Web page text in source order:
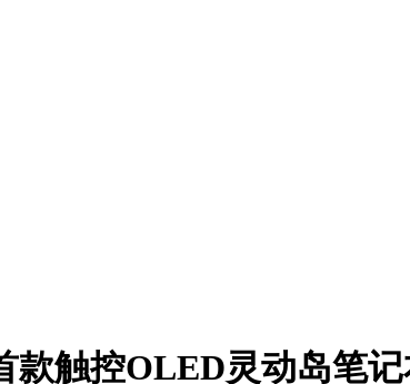
款触控OLED灵动岛笔